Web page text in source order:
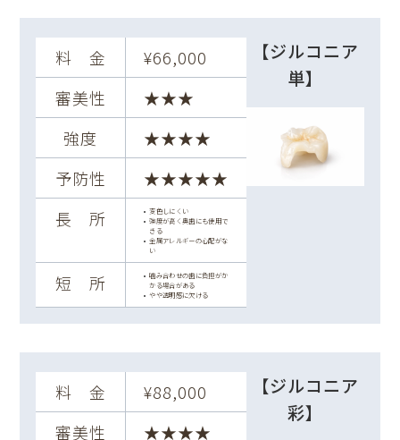
料 金
¥66,000
審美性
★★★
強度
★★★★
予防性
★★★★★
長 所
変色しにくい
強度が高く奥歯にも使用で
きる
金属アレルギーの心配がな
い
短 所
噛み合わせの歯に負担がか
かる場合がある
やや透明感に欠ける
【ジルコニア
単】
料 金
¥88,000
審美性
★★★★
【ジルコニア
彩】